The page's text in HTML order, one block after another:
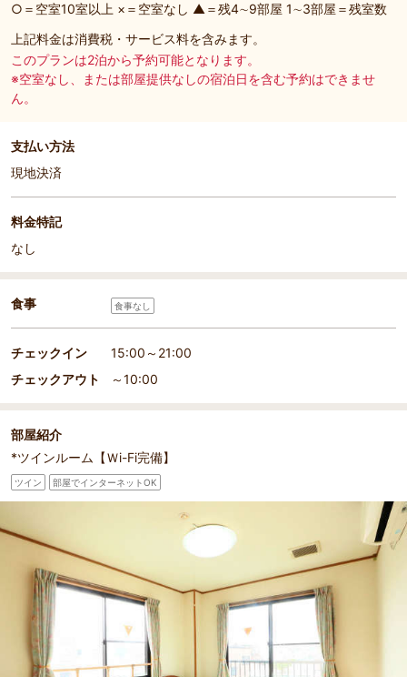
○＝空室10室以上 ×＝空室なし ▲＝残4∼9部屋 1∼3部屋＝残室数
上記料金は消費税・サービス料を含みます。
このプランは2泊から予約可能となります。
※空室なし、または部屋提供なしの宿泊日を含む予約はできませ
ん。
支払い方法
現地決済
料金特記
なし
食事 食事なし
チェックイン
15:00～21:00
チェックアウト
～10:00
部屋紹介
*ツインルーム【Ｗi-Fi完備】
ツイン 部屋でインターネットOK